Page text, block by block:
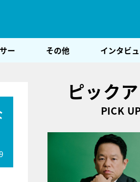
ー その他 インタビ
ピック
PICK